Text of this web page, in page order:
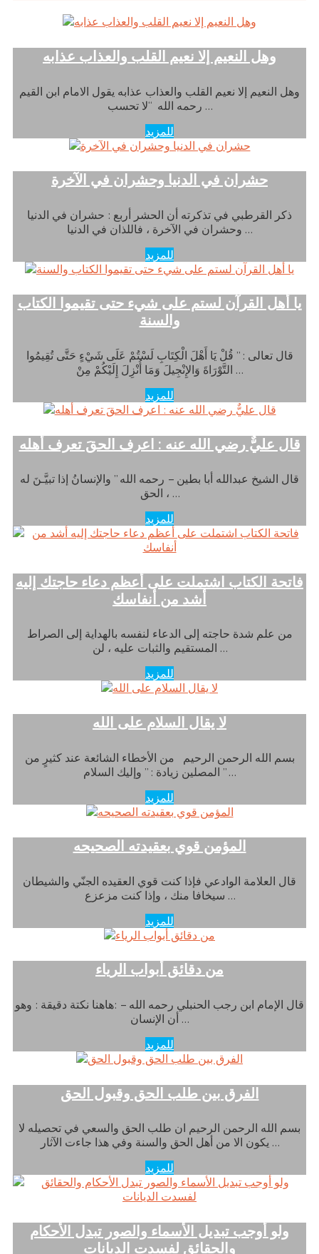
وهل النعيم إلا نعيم القلب والعذاب عذابه
وهل النعيم إلا نعيم القلب والعذاب عذابه يقول الامام ابن القيم
رحمه الله “لا تحسب …
للمزيد
حشران في الدنيا وحشران في الآخرة
ذكر القرطبي في تذكرته أن الحشر أربع : حشران في الدنيا
وحشران في الآخرة ، فاللذان في الدنيا …
للمزيد
يا أهل القرآن لستم على شيء حتى تقيموا الكتاب
والسنة
قال تعالى : ” قُلْ يَا أَهْلَ الْكِتَابِ لَسْتُمْ عَلَى شَيْءٍ حَتَّى تُقِيمُوا
التَّوْرَاةَ وَالإِنْجِيلَ وَمَا أُنْزِلَ إِلَيْكُمْ مِنْ …
للمزيد
قال عليٌّ رضي الله عنه : اعرف الحقَ تعرف أهله
قال الشيخ عبدالله أبا بطين – رحمه الله ” والإنسانُ إذا تبيَّـنَ له
الحق ، …
للمزيد
فاتحة الكتاب اشتملت على أعظم دعاء حاجتك إليه
أشد من أنفاسك
من علم شدة حاجته إلى الدعاء لنفسه بالهداية إلى الصراط
المستقيم والثبات عليه ، لن …
للمزيد
لا يقال السلام على الله
بسم الله الرحمن الرحيم من الأخطاء الشائعة عند كثيرٍ من
المصلين زيادة : ” وإليك السلام ” …
للمزيد
المؤمن قوي بعقيدته الصحيحه
قال العلامة الوادعي فإذا كنت قوي العقيده الجنّي والشيطان
سيخافا منك ، وإذا كنت مزعزع …
للمزيد
من دقائق أبواب الرياء
قال الإمام ابن رجب الحنبلي رحمه الله – :هاهنا نكتة دقيقة : وهو
أن الإنسان …
للمزيد
الفرق بين طلب الحق وقبول الحق
بسم الله الرحمن الرحيم ان طلب الحق والسعي في تحصيله لا
يكون الا من أهل الحق والسنة وفي هذا جاءت الآثار …
للمزيد
ولو أوجب تبديل الأسماء والصور تبدل الأحكام
والحقائق لفسدت الديانات